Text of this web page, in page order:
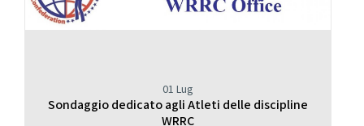
01 Lug
Sondaggio dedicato agli Atleti delle discipline
WRRC